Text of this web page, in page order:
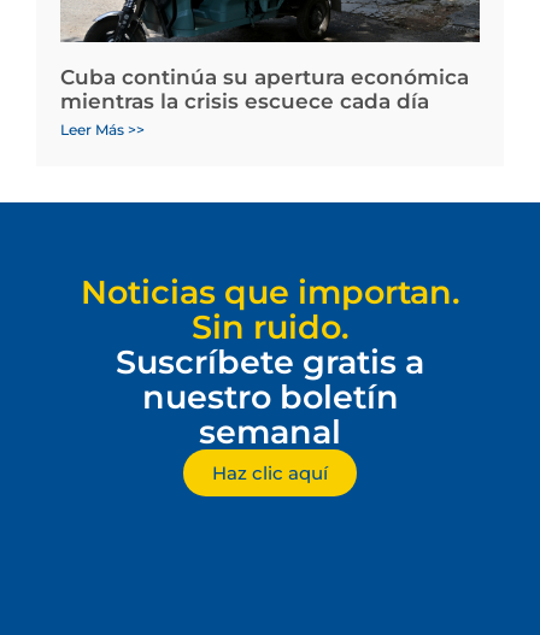
Cuba continúa su apertura económica
mientras la crisis escuece cada día
Leer Más >>
Noticias que importan.
Sin ruido.
Suscríbete gratis a
nuestro boletín
semanal
Haz clic aquí